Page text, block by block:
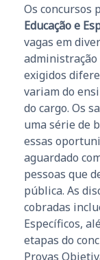
Os concursos
Educação e
vagas em
administração
exigidos
variam do
do cargo. Os
uma série de
essas
aguardado
pessoas que
pública. As
cobradas
Específicos,
etapas do
Provas